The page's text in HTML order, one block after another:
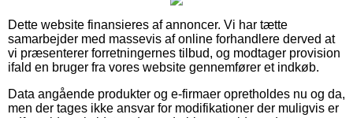
Dette website finansieres af annoncer. Vi har tætte
samarbejder med massevis af online forhandlere derved at
vi præsenterer forretningernes tilbud, og modtager provision
ifald en bruger fra vores website gennemfører et indkøb.
Data angående produkter og e-firmaer opretholdes nu og da,
men der tages ikke ansvar for modifikationer der muligvis er